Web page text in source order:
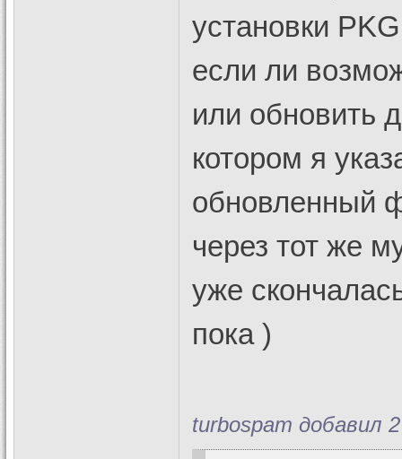
установки
если ли
или обновить
котором я
обновленный
через тот же
уже
пока )
turbospam добавил